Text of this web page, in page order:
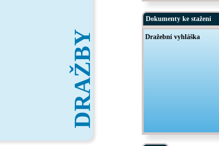
DRAŽBY
Dokumenty ke stažení
Dražební vyhláška